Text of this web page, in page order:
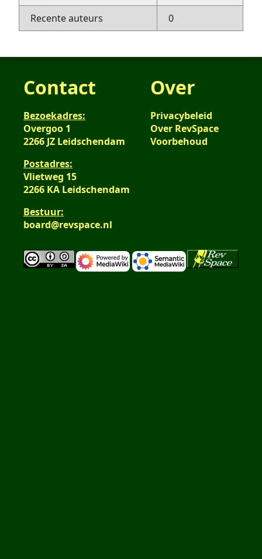
Recente auteurs 0
Contact
Bezoekadres:
Overgoo 1
2266 JZ Leidschendam
Postadres:
Vlietweg 15
2266 KA Leidschendam
Bestuur:
board@revspace.nl
Over
Privacybeleid
Over RevSpace
Voorbehoud